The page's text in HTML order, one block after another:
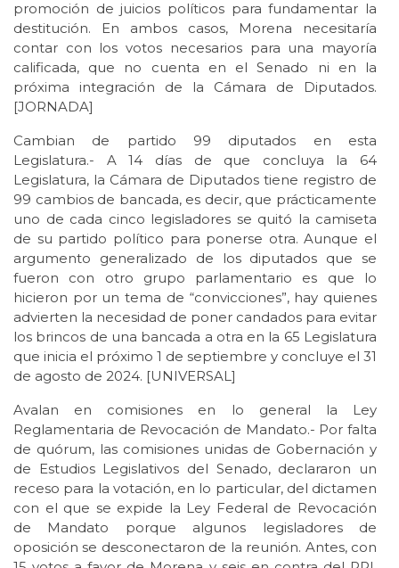
promoción de juicios políticos para fundamentar la
destitución. En ambos casos, Morena necesitaría
contar con los votos necesarios para una mayoría
calificada, que no cuenta en el Senado ni en la
próxima integración de la Cámara de Diputados.
[JORNADA]
Cambian de partido 99 diputados en esta
Legislatura.- A 14 días de que concluya la 64
Legislatura, la Cámara de Diputados tiene registro de
99 cambios de bancada, es decir, que prácticamente
uno de cada cinco legisladores se quitó la camiseta
de su partido político para ponerse otra. Aunque el
argumento generalizado de los diputados que se
fueron con otro grupo parlamentario es que lo
hicieron por un tema de “convicciones”, hay quienes
advierten la necesidad de poner candados para evitar
los brincos de una bancada a otra en la 65 Legislatura
que inicia el próximo 1 de septiembre y concluye el 31
de agosto de 2024. [UNIVERSAL]
Avalan en comisiones en lo general la Ley
Reglamentaria de Revocación de Mandato.- Por falta
de quórum, las comisiones unidas de Gobernación y
de Estudios Legislativos del Senado, declararon un
receso para la votación, en lo particular, del dictamen
con el que se expide la Ley Federal de Revocación
de Mandato porque algunos legisladores de
oposición se desconectaron de la reunión. Antes, con